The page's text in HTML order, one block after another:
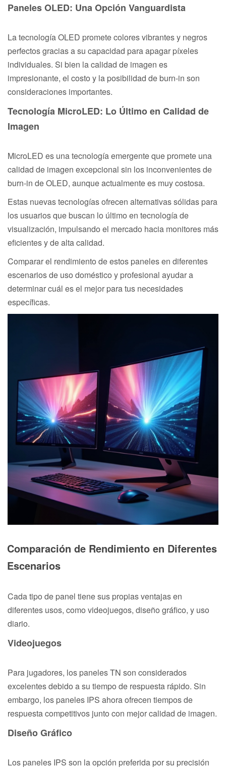
Paneles OLED: Una Opción Vanguardista
La tecnología OLED promete colores vibrantes y negros
perfectos gracias a su capacidad para apagar píxeles
individuales. Si bien la calidad de imagen es
impresionante, el costo y la posibilidad de burn-in son
consideraciones importantes.
Tecnología MicroLED: Lo Último en Calidad de
Imagen
MicroLED es una tecnología emergente que promete una
calidad de imagen excepcional sin los inconvenientes de
burn-in de OLED, aunque actualmente es muy costosa.
Estas nuevas tecnologías ofrecen alternativas sólidas para
los usuarios que buscan lo último en tecnología de
visualización, impulsando el mercado hacia monitores más
eficientes y de alta calidad.
Comparar el rendimiento de estos paneles en diferentes
escenarios de uso doméstico y profesional ayudar a
determinar cuál es el mejor para tus necesidades
específicas.
Comparación de Rendimiento en Diferentes
Escenarios
Cada tipo de panel tiene sus propias ventajas en
diferentes usos, como videojuegos, diseño gráfico, y uso
diario.
Videojuegos
Para jugadores, los paneles TN son considerados
excelentes debido a su tiempo de respuesta rápido. Sin
embargo, los paneles IPS ahora ofrecen tiempos de
respuesta competitivos junto con mejor calidad de imagen.
Diseño Gráfico
Los paneles IPS son la opción preferida por su precisión